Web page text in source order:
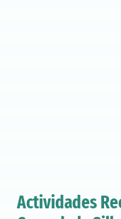
Actividades